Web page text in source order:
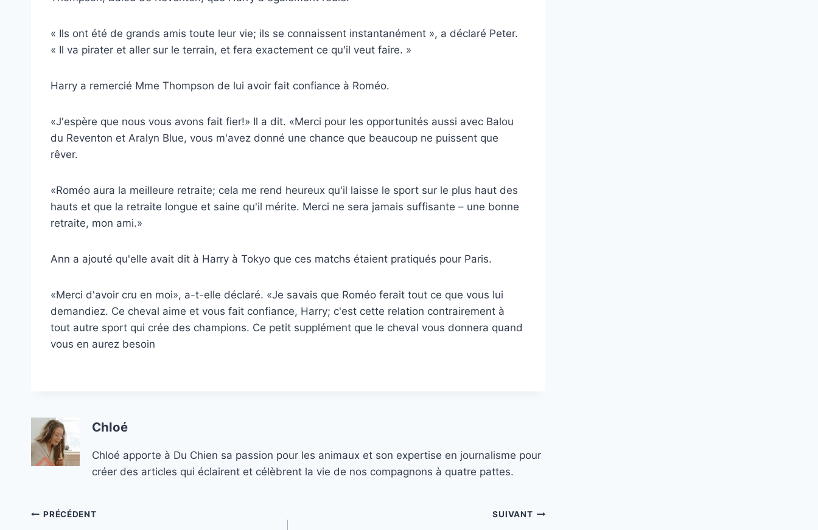
« Ils ont été de grands amis toute leur vie; ils se connaissent instantanément », a déclaré Peter.
« Il va pirater et aller sur le terrain, et fera exactement ce qu'il veut faire. »
Harry a remercié Mme Thompson de lui avoir fait confiance à Roméo.
«J'espère que nous vous avons fait fier!» Il a dit. «Merci pour les opportunités aussi avec Balou
du Reventon et Aralyn Blue, vous m'avez donné une chance que beaucoup ne puissent que
rêver.
«Roméo aura la meilleure retraite; cela me rend heureux qu'il laisse le sport sur le plus haut des
hauts et que la retraite longue et saine qu'il mérite. Merci ne sera jamais suffisante – une bonne
retraite, mon ami.»
Ann a ajouté qu'elle avait dit à Harry à Tokyo que ces matchs étaient pratiqués pour Paris.
«Merci d'avoir cru en moi», a-t-elle déclaré. «Je savais que Roméo ferait tout ce que vous lui
demandiez. Ce cheval aime et vous fait confiance, Harry; c'est cette relation contrairement à
tout autre sport qui crée des champions. Ce petit supplément que le cheval vous donnera quand
vous en aurez besoin
Chloé
Chloé apporte à Du Chien sa passion pour les animaux et son expertise en journalisme pour
créer des articles qui éclairent et célèbrent la vie de nos compagnons à quatre pattes.
Navigation
PRÉCÉDENT SUIVANT